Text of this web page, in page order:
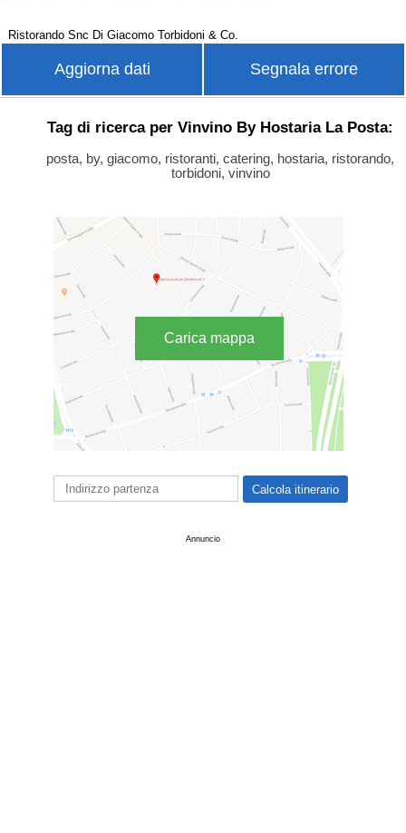
Ristorando Snc Di Giacomo Torbidoni & Co.
Aggiorna dati Segnala errore
Tag di ricerca per Vinvino By Hostaria La Posta:
posta, by, giacomo, ristoranti, catering, hostaria, ristorando,
torbidoni, vinvino
Carica mappa
Annuncio